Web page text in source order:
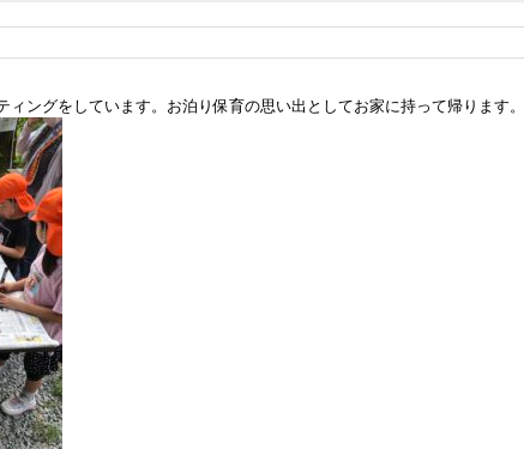
ィングをしています。お泊り保育の思い出としてお家に持って帰ります。